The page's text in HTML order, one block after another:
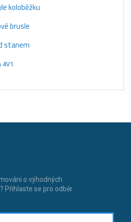
koloběžku
brusle
stanem
4V1
o výhodných
Přihlaste se pro odběr